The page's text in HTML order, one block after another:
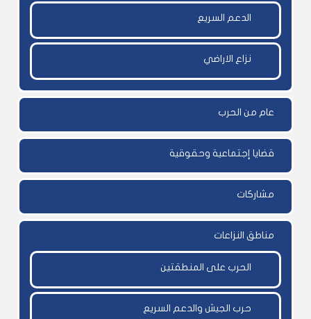
الدعم السريع
نزاع الاراضي
عام من الحرب
قضايا إجتماعية وحقوقية
مشاركات
مناطق النزاعات
الحرب على المنطقتين
حرب الجيش والدعم السريع